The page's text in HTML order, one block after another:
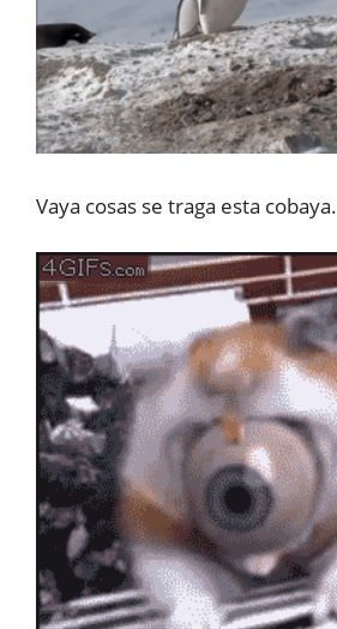
Vaya cosas se traga esta cobaya.